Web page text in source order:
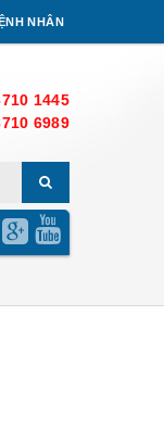
NHÂN
1445
6989